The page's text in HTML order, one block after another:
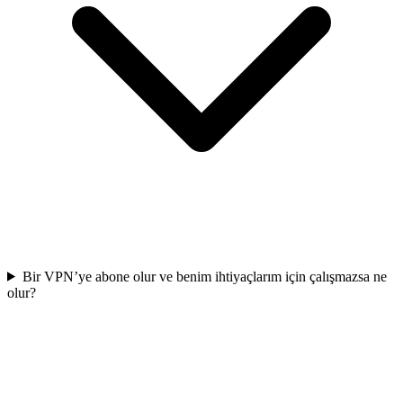
Bir VPN’ye abone olur ve benim ihtiyaçlarım için çalışmazsa ne
olur?